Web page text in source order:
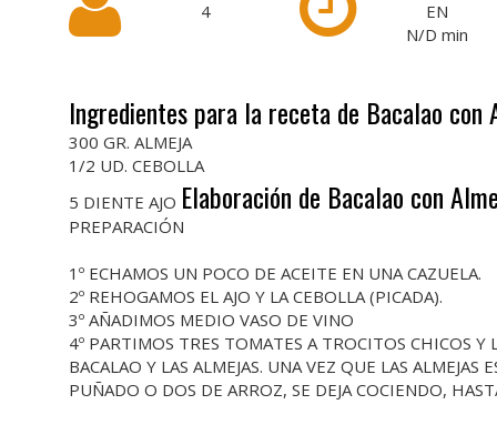
4
EN
N/D min
Ingredientes para la receta de Bacalao con
300 GR. ALMEJA
1/2 UD. CEBOLLA
5 DIENTE AJO Elaboración de Bacalao con
PREPARACIÓN
1º ECHAMOS UN POCO DE ACEITE EN UNA CAZUELA.
2º REHOGAMOS EL AJO Y LA CEBOLLA (PICADA).
3º AÑADIMOS MEDIO VASO DE VINO
4º PARTIMOS TRES TOMATES A TROCITOS CHICOS
BACALAO Y LAS ALMEJAS. UNA VEZ QUE LAS
PUÑADO O DOS DE ARROZ, SE DEJA COCIENDO,